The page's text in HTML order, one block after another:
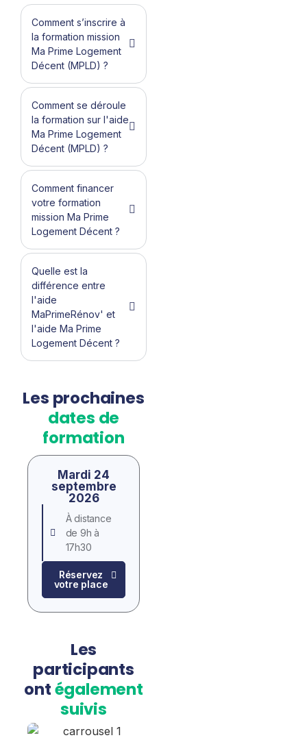
Comment s’inscrire à
la formation mission
Ma Prime Logement
Décent (MPLD) ?
Comment se déroule
la formation sur l'aide
Ma Prime Logement
Décent (MPLD) ?
Comment financer
votre formation
mission Ma Prime
Logement Décent ?
Quelle est la
différence entre
l'aide
MaPrimeRénov' et
l'aide Ma Prime
Logement Décent ?
Les prochaines
dates de
formation
Mardi 24
septembre
2026
À distance
de 9h à
17h30
Réservez
votre place
Les
participants
ontégalement
suivis